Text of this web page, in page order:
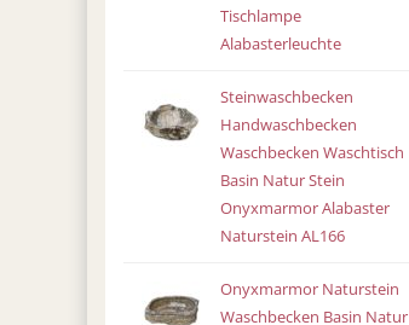
Tischlampe
Alabasterleuchte
Steinwaschbecken
Handwaschbecken
Waschbecken Waschtisch
Basin Natur Stein
Onyxmarmor Alabaster
Naturstein AL166
Onyxmarmor Naturstein
Waschbecken Basin Natur